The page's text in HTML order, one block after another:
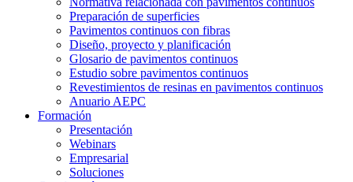
Preparación de superficies
Pavimentos continuos con fibras
Diseño, proyecto y planificación
Glosario de pavimentos continuos
Estudio sobre pavimentos continuos
Revestimientos de resinas en pavimentos continuos
Anuario AEPC
Formación
Presentación
Webinars
Empresarial
Soluciones